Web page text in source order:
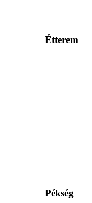
Étterem
Pékség